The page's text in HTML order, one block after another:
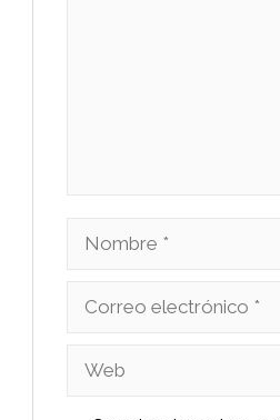
Nombre
Correo
Web